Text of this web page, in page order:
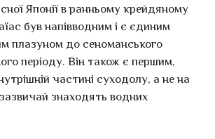
Японії в ранньому крейдяному
був напівводним і є єдиним
плазуном до сеноманського
періоду. Він також є першим,
частині суходолу, а не на
знаходять водних